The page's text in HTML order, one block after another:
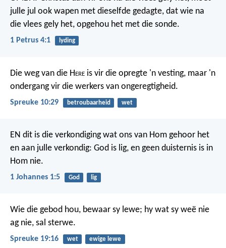
julle jul ook wapen met dieselfde gedagte, dat wie na
die vlees gely het, opgehou het met die sonde.
1 Petrus 4:1 lyding
Die weg van die Here is vir die opregte 'n vesting, maar 'n
ondergang vir die werkers van ongeregtigheid.
Spreuke 10:29 betroubaarheid wet
EN dit is die verkondiging wat ons van Hom gehoor het
en aan julle verkondig: God is lig, en geen duisternis is in
Hom nie.
1 Johannes 1:5 God lig
Wie die gebod hou, bewaar sy lewe; hy wat sy weë nie
ag nie, sal sterwe.
Spreuke 19:16 wet ewige lewe